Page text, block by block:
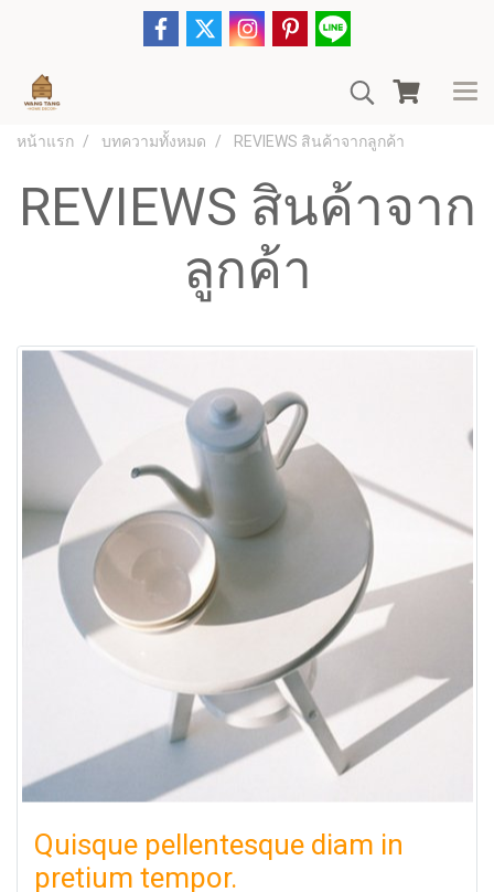
หน้าแรก บทความทั้งหมด REVIEWS สินค้าจากลูกค้า
REVIEWS สินค้าจาก
ลูกค้า
Quisque pellentesque diam in
pretium tempor.